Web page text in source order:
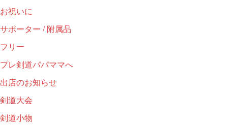
お祝いに
サポーター / 附属品
フリー
プレ剣道パパママへ
出店のお知らせ
剣道大会
剣道小物